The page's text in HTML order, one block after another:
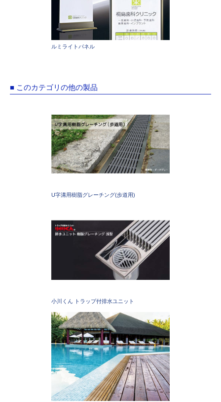
ルミライトパネル
■ このカテゴリの他の製品
U字溝用樹脂グレーチング(歩道用)
小川くん トラップ付排水ユニット